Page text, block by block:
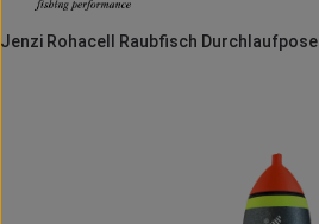
Jenzi Rohacell Raubfisch Durchlaufpose